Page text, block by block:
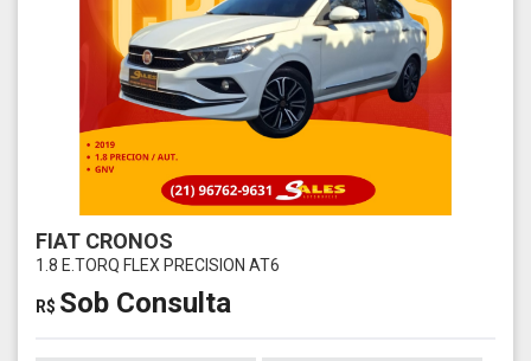
FIAT CRONOS
1.8 E.TORQ FLEX PRECISION AT6
R$ Sob Consulta